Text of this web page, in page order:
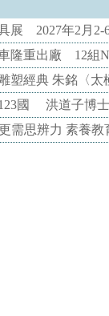
展 2027年2月2-
隆重出廠 12組
塑經典 朱銘〈
國 洪道子博
需思辨力 素養